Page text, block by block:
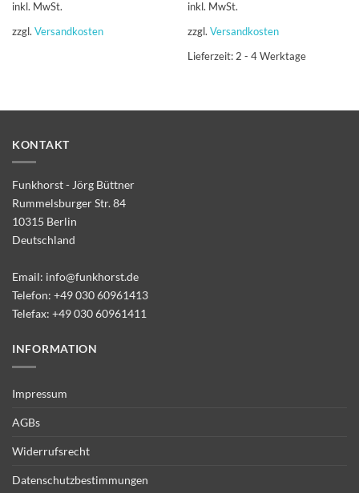
inkl. MwSt.
zzgl. Versandkosten
inkl. MwSt.
zzgl. Versandkosten
Lieferzeit: 2 - 4 Werktage
KONTAKT
Funkhorst - Jörg Büttner
Rummelsburger Str. 84
10315 Berlin
Deutschland
Email: info@funkhorst.de
Telefon: +49 030 60961413
Telefax: +49 030 60961411
INFORMATION
Impressum
AGBs
Widerrufsrecht
Datenschutzbestimmungen